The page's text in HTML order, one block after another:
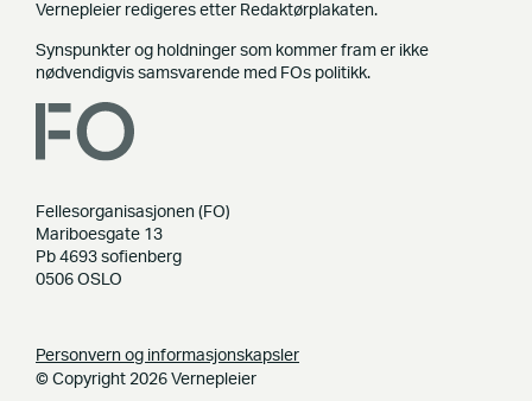
Vernepleier redigeres etter Redaktørplakaten.
Synspunkter og holdninger som kommer fram er ikke
nødvendigvis samsvarende med FOs politikk.
Fellesorganisasjonen (FO)
Mariboesgate 13
Pb 4693 sofienberg
0506 OSLO
© Copyright 2026 Vernepleier
Personvern og informasjonskapsler